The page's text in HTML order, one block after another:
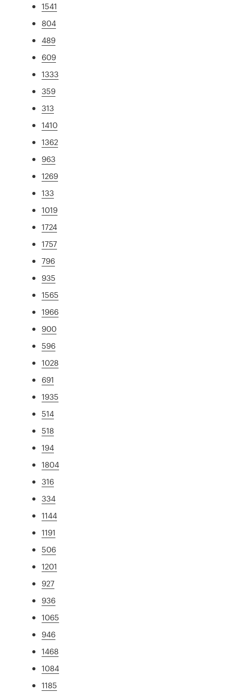
1541
804
489
609
1333
359
313
1410
1362
963
1269
133
1019
1724
1757
796
935
1565
1966
900
596
1028
691
1935
514
518
194
1804
316
334
1144
1191
506
1201
927
936
1065
946
1468
1084
1185